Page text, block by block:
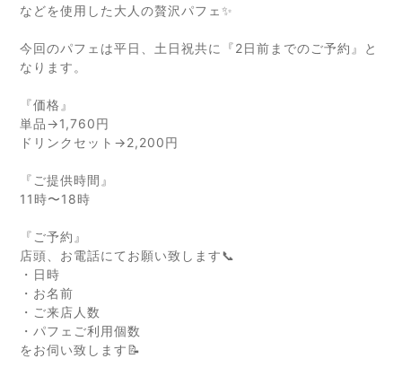
などを使用した大人の贅沢パフェ✨
今回のパフェは平日、土日祝共に
『2日前までのご予約』と
なります。
『価格』
単品→1,760円
ドリンクセット→2,200円
『ご提供時間』
11時〜18時
『ご予約』
店頭、お電話にてお願い致します📞
・日時
・お名前
・ご来店人数
・パフェご利用個数
をお伺い致します📝